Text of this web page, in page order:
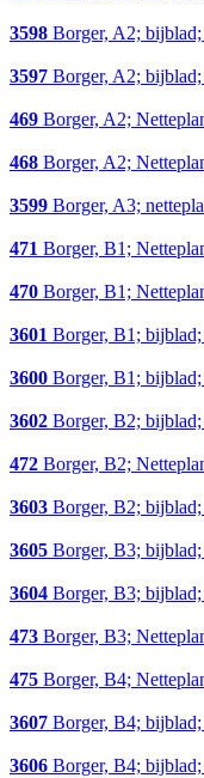
3598 Borger, A2;
3597 Borger, A2;
469 Borger, A2;
468 Borger, A2;
3599 Borger, A3;
471 Borger, B1;
470 Borger, B1;
3601 Borger, B1;
3600 Borger, B1;
3602 Borger, B2;
472 Borger, B2;
3603 Borger, B2;
3605 Borger, B3;
3604 Borger, B3;
473 Borger, B3;
475 Borger, B4;
3607 Borger, B4;
3606 Borger, B4;